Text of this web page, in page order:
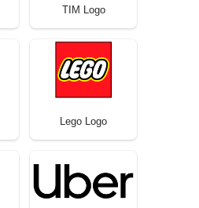
TIM Logo
Lego Logo